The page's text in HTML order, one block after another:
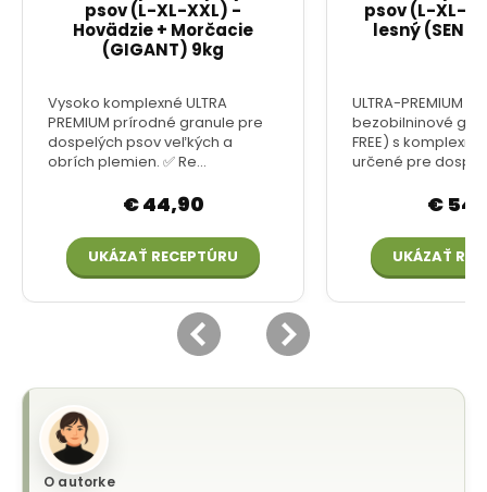
O autorke